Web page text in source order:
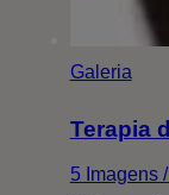
Galeria
Terapia
5 Imagens